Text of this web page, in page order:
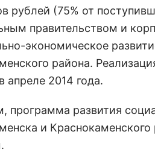
рублей (75% от
правительством и
экономическое
района.
апреле 2014 года.
программа развития
и Краснокаменского